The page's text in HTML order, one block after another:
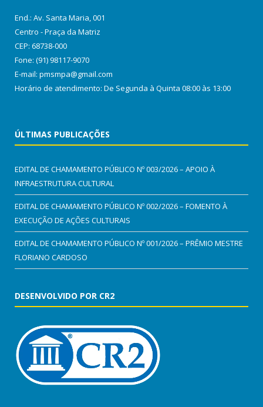
End.: Av. Santa Maria, 001
Centro - Praça da Matriz
CEP: 68738-000
Fone: (91) 98117-9070
E-mail: pmsmpa@gmail.com
Horário de atendimento: De Segunda à Quinta 08:00 às 13:00
ÚLTIMAS PUBLICAÇÕES
EDITAL DE CHAMAMENTO PÚBLICO Nº 003/2026 – APOIO À
INFRAESTRUTURA CULTURAL
EDITAL DE CHAMAMENTO PÚBLICO Nº 002/2026 – FOMENTO À
EXECUÇÃO DE AÇÕES CULTURAIS
EDITAL DE CHAMAMENTO PÚBLICO Nº 001/2026 – PRÊMIO MESTRE
FLORIANO CARDOSO
DESENVOLVIDO POR CR2